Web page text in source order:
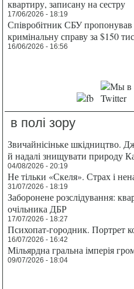
квартиру, записану на сестру
17/06/2026 - 18:19
Співробітник СБУ пропонував
кримінальну справу за $150
16/06/2026 - 16:56
в полі зору
Звичайнісіньке шкідництво.
й надалі знищувати природу
04/08/2026 - 20:19
Не тільки «Скеля». Страх і
31/07/2026 - 18:19
Заборонене розслідування:
очільника ДБР
17/07/2026 - 18:27
Психопат-городник. Портрет
16/07/2026 - 16:42
Мільярдна гральна імперія
09/07/2026 - 18:04